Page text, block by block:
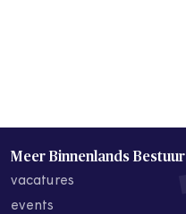
Meer Binnenlands Bestuur
vacatures
events